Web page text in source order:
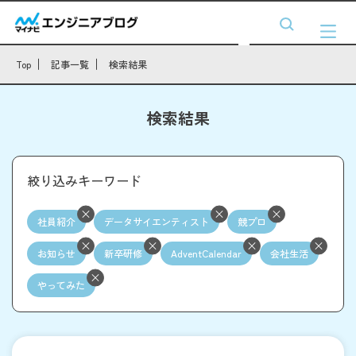
Top 記事一覧 検索結果
検索結果
絞り込みキーワード
社員紹介 データサイエンティスト 競プロ
お知らせ 新卒研修 AdventCalendar 会社生活
やってみた